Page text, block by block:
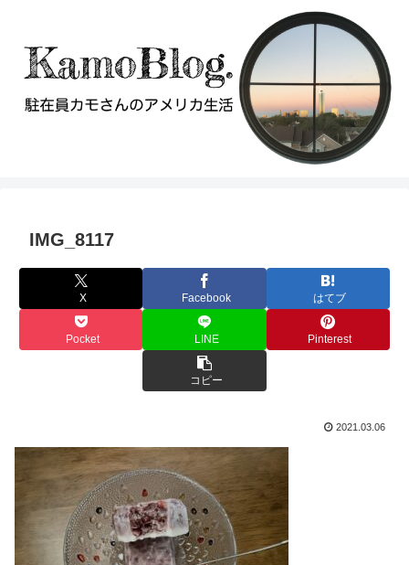
IMG_8117
X Facebook はてブ
Pocket LINE Pinterest
コピー
2021.03.06